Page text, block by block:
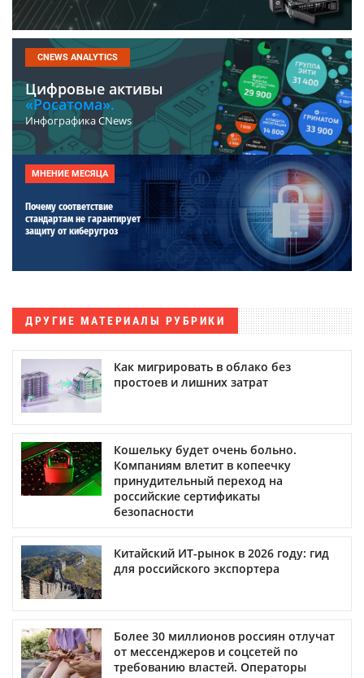
CNEWS ANALYTICS
Цифровые активы
«Росатома».
Инфографика CNews
МНЕНИЕ МЕСЯЦА
Почему соответствие
стандартам не гарантирует
защиту от киберугроз
ДРУГИЕ МАТЕРИАЛЫ РУБРИКИ
Как мигрировать в облако без
простоев и лишних затрат
Кошельку будет очень больно.
Компаниям влетит в копеечку
принудительный переход на
российские сертификаты
безопасности
Китайский ИТ-рынок в 2026 году: гид
для российского экспортера
Более 30 миллионов россиян отлучат
от мессенджеров и соцсетей по
требованию властей. Операторы